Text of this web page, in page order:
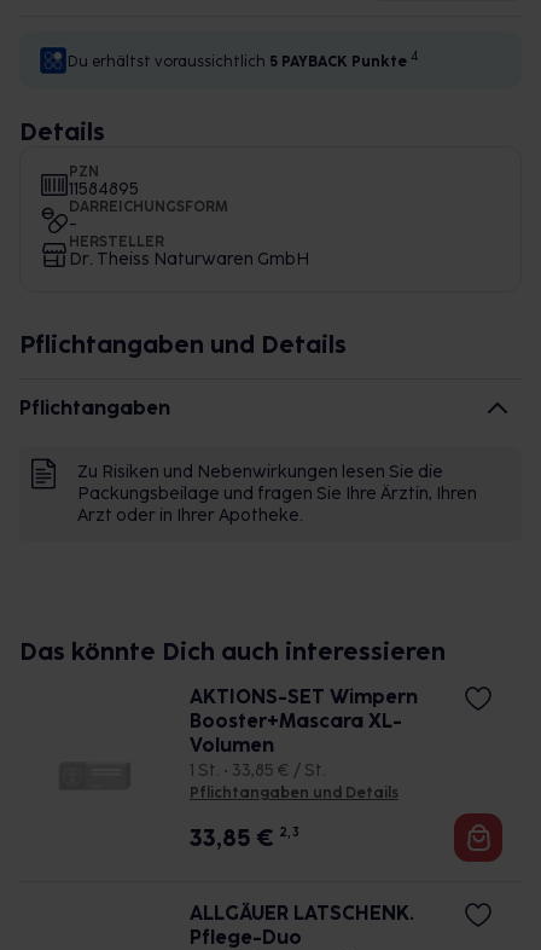
Du erhältst voraussichtlich 5 PAYBACK Punkte 4
Details
PZN
11584895
DARREICHUNGSFORM
-
HERSTELLER
Dr. Theiss Naturwaren GmbH
Pflichtangaben und Details
Pflichtangaben
Zu Risiken und Nebenwirkungen lesen Sie die
Packungsbeilage und fragen Sie Ihre Ärztin, Ihren
Arzt oder in Ihrer Apotheke.
Das könnte Dich auch interessieren
AKTIONS-SET Wimpern
Booster+Mascara XL-
Volumen
1 St. • 33,85 € / St.
Pflichtangaben und Details
33,85 € 2, 3
ALLGÄUER LATSCHENK.
Pflege-Duo